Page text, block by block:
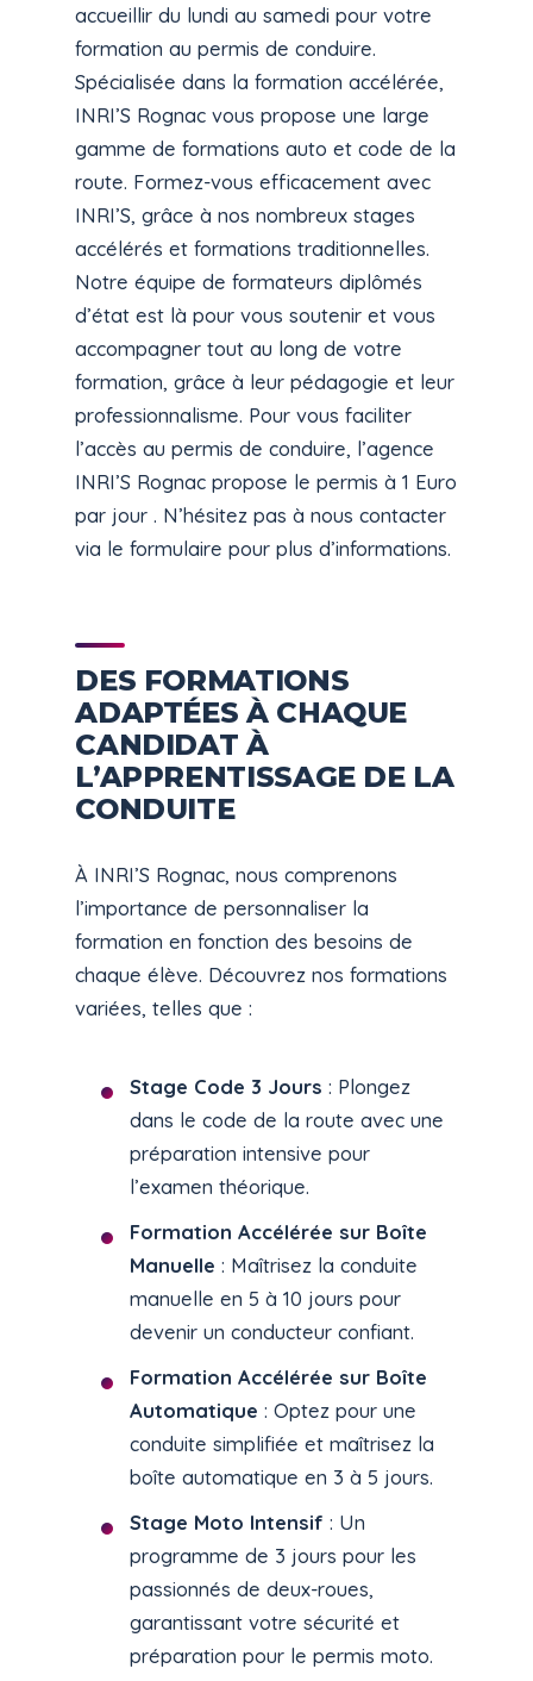
accueillir du lundi au samedi pour votre
formation au permis de conduire.
Spécialisée dans la formation accélérée,
INRI’S Rognac vous propose une large
gamme de formations auto et code de la
route. Formez-vous efficacement avec
INRI’S, grâce à nos nombreux stages
accélérés et formations traditionnelles.
Notre équipe de formateurs diplômés
d’état est là pour vous soutenir et vous
accompagner tout au long de votre
formation, grâce à leur pédagogie et leur
professionnalisme. Pour vous faciliter
l’accès au permis de conduire, l’agence
INRI’S Rognac propose le permis à 1 Euro
par jour . N’hésitez pas à nous contacter
via le formulaire pour plus d’informations.
DES FORMATIONS
ADAPTÉES À CHAQUE
CANDIDAT À
L’APPRENTISSAGE DE LA
CONDUITE
À INRI’S Rognac, nous comprenons
l’importance de personnaliser la
formation en fonction des besoins de
chaque élève. Découvrez nos formations
variées, telles que :
Stage Code 3 Jours : Plongez
dans le code de la route avec une
préparation intensive pour
l’examen théorique.
Formation Accélérée sur Boîte
Manuelle : Maîtrisez la conduite
manuelle en 5 à 10 jours pour
devenir un conducteur confiant.
Formation Accélérée sur Boîte
Automatique : Optez pour une
conduite simplifiée et maîtrisez la
boîte automatique en 3 à 5 jours.
Stage Moto Intensif : Un
programme de 3 jours pour les
passionnés de deux-roues,
garantissant votre sécurité et
préparation pour le permis moto.